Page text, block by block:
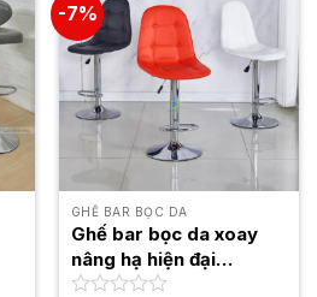
-7%
GHẾ BAR BỌC DA
Ghế bar bọc da xoay
nâng hạ hiện đại
LADP29